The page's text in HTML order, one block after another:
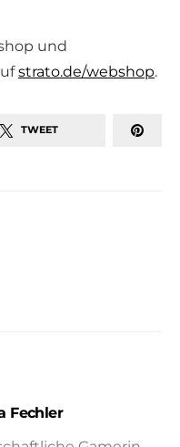
und
strato.de/webshop.
TWEET
Fechler